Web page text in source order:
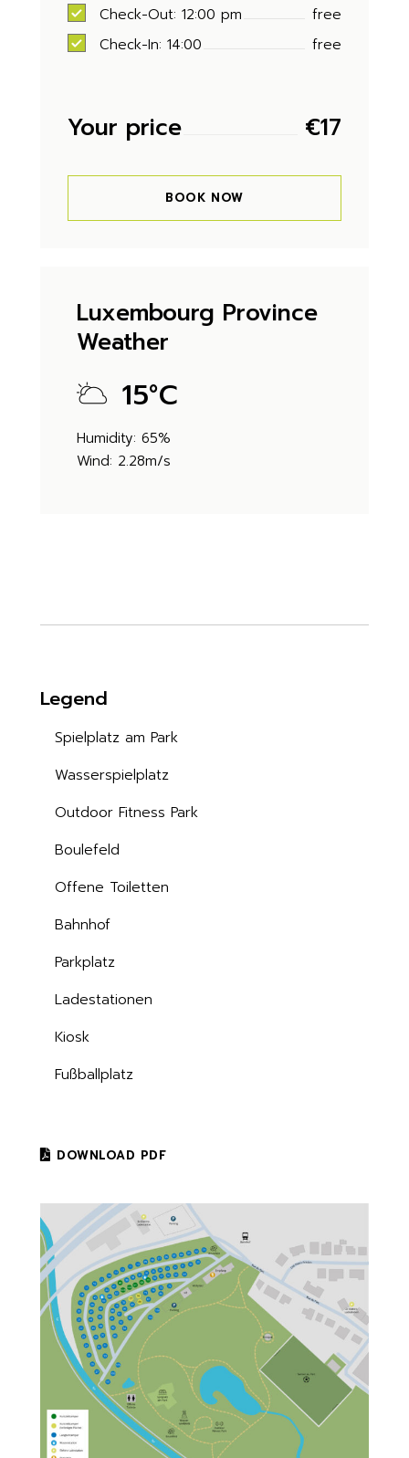
Check-Out: 12:00 pm
free
Check-In: 14:00
free
Your price €17
BOOK NOW
Luxembourg Province
Weather
15°C
Humidity: 65%
Wind: 2.28m/s
Legend
Spielplatz am Park
Wasserspielplatz
Outdoor Fitness Park
Boulefeld
Offene Toiletten
Bahnhof
Parkplatz
Ladestationen
Kiosk
Fußballplatz
DOWNLOAD PDF